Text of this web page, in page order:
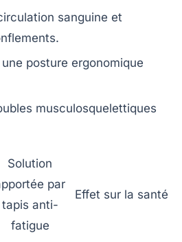
sanguine et
posture ergonomique
musculosquelettiques
Solution
par
tapis anti-
fatigue
Effet sur la santé